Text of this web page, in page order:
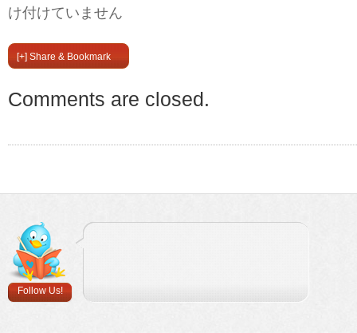
け付けていません
[+] Share & Bookmark
Comments are closed.
Follow Us!